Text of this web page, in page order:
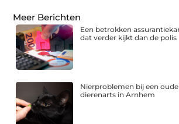
Meer Berichten
Een betrokken
dat verder kijkt dan de polis
Nierproblemen bij een
dierenarts in Arnhem